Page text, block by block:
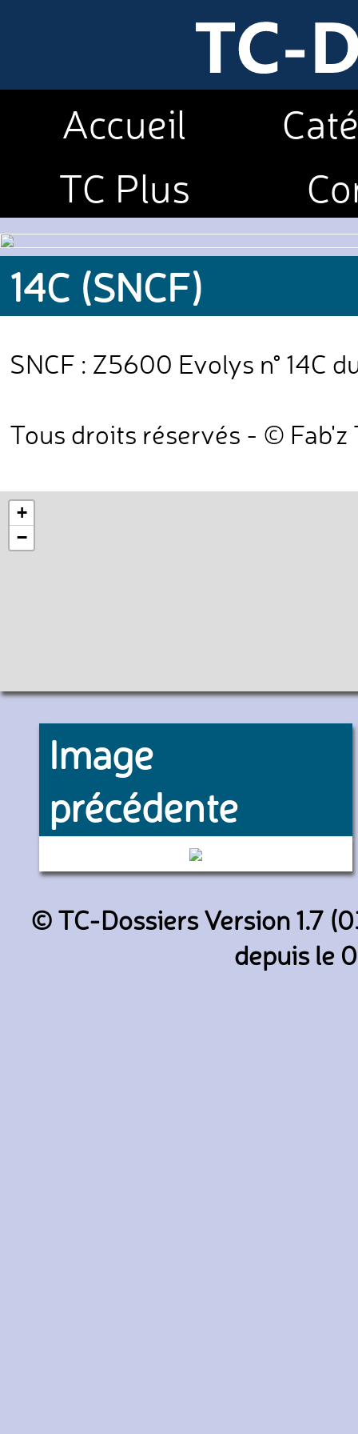
Accueil
TC Plus
14C (SNCF)
SNCF : Z5600 Evolys n° 14C
Tous droits réservés - © Fab'z
+
−
Image
précédente
7426 (RATP)
© TC-Dossiers Version 1.7
depuis le